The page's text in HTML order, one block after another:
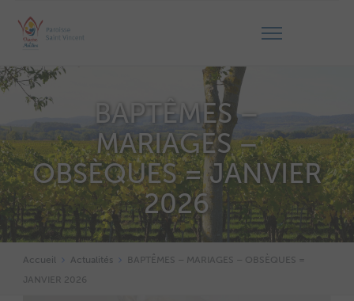
BAPTÊMES –
MARIAGES –
OBSÈQUES = JANVIER
2026
Accueil Actualités
BAPTÊMES – MARIAGES – OBSÈQUES =
JANVIER 2026